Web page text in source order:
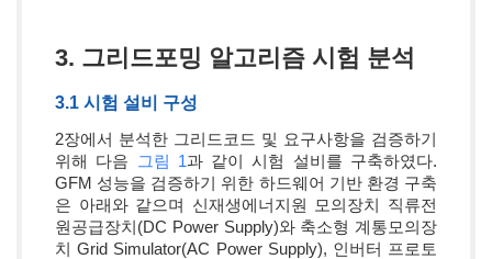
3. 그리드포밍 알고리즘 시험 분석
3.1 시험 설비 구성
2장에서 분석한 그리드코드 및 요구사항을 검증하기
위해 다음
그림 1과 같이 시험 설비를 구축하였다.
GFM 성능을 검증하기 위한 하드웨어 기반 환경 구축
은 아래와 같으며 신재생에너지원 모의장치 직류전
원공급장치(DC Power Supply)와 축소형 계통모의장
치 Grid Simulator(AC Power Supply), 인버터 프로토